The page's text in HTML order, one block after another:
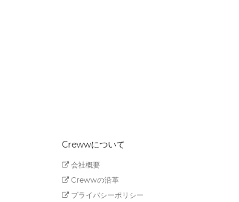
Crewwについて
会社概要
Crewwの沿革
プライバシーポリシー